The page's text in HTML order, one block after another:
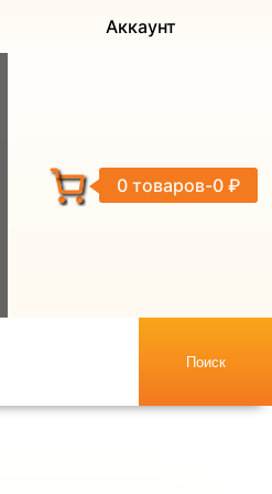
Аккаунт
0 товаров 0 ₽
Поиск